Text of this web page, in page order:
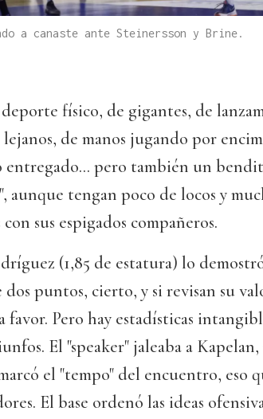
a canaste ante Steinersson y Brine.
físico, de gigantes, de
lejanos, de manos jugando por
entregado... pero también un
aunque tengan poco de locos y
sus espigados compañeros.
(1,85 de estatura) lo
puntos, cierto, y si revisan su
favor. Pero hay estadísticas
El "speaker" jaleaba a
el "tempo" del encuentro, eso
El base ordenó las ideas